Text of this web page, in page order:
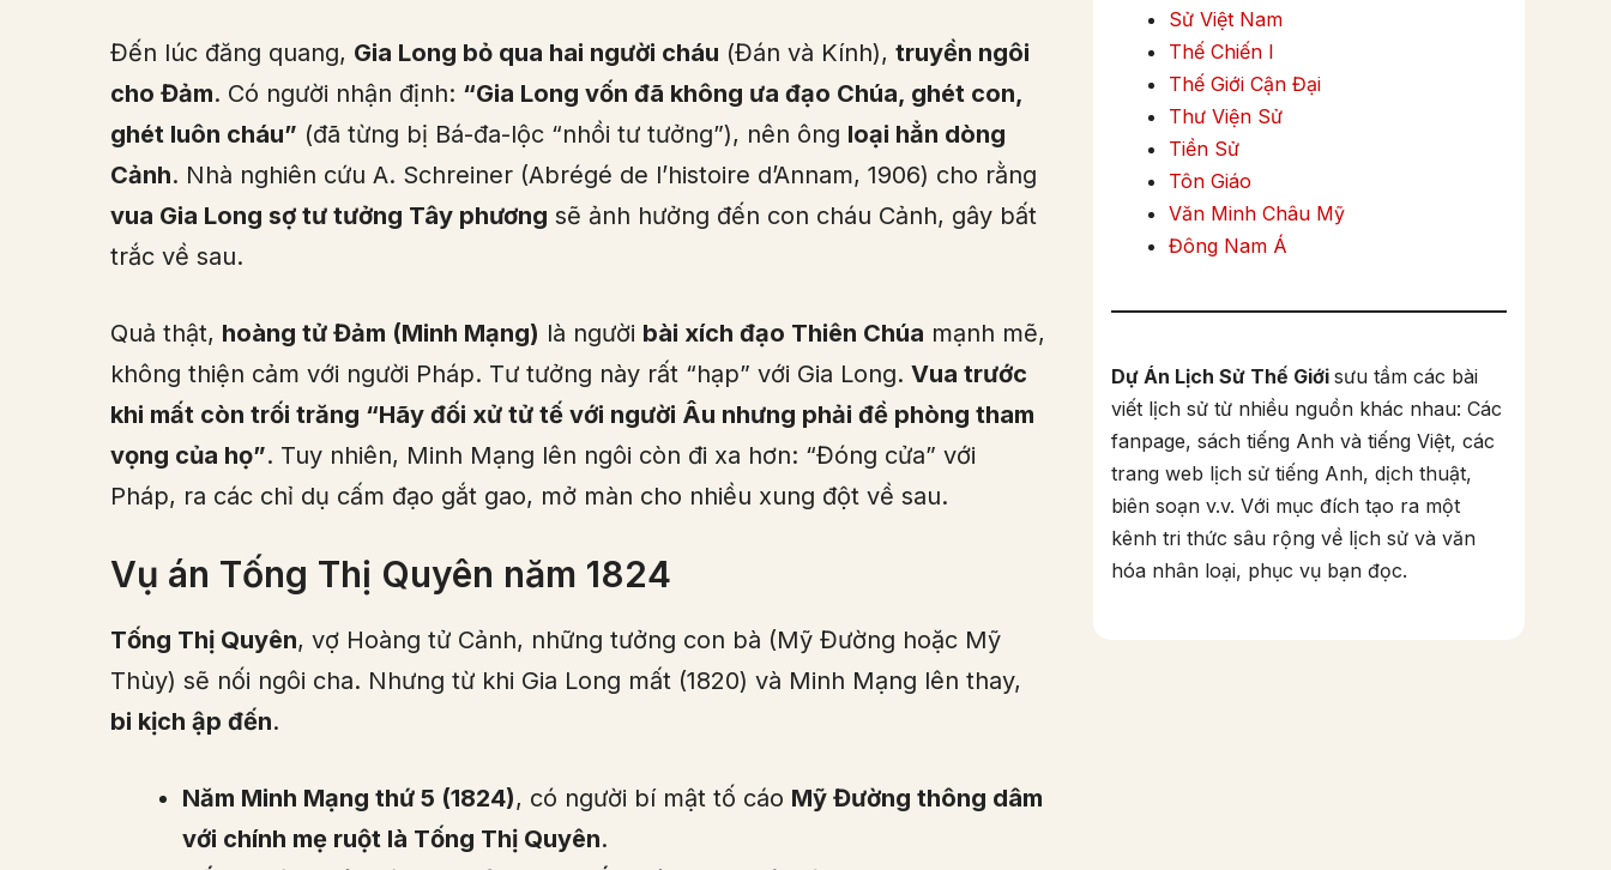
Đến lúc đăng quang, Gia Long bỏ qua hai người cháu (Đán và Kính), truyền ngôi
cho Đảm. Có người nhận định: “Gia Long vốn đã không ưa đạo Chúa, ghét con,
ghét luôn cháu” (đã từng bị Bá-đa-lộc “nhồi tư tưởng”), nên ông loại hẳn dòng
Cảnh. Nhà nghiên cứu A. Schreiner (Abrégé de l’histoire d’Annam, 1906) cho rằng
vua Gia Long sợ tư tưởng Tây phương sẽ ảnh hưởng đến con cháu Cảnh, gây bất
trắc về sau.
Quả thật, hoàng tử Đảm (Minh Mạng) là người bài xích đạo Thiên Chúa mạnh mẽ,
không thiện cảm với người Pháp. Tư tưởng này rất “hạp” với Gia Long. Vua trước
khi mất còn trối trăng “Hãy đối xử tử tế với người Âu nhưng phải đề phòng tham
vọng của họ”. Tuy nhiên, Minh Mạng lên ngôi còn đi xa hơn: “Đóng cửa” với
Pháp, ra các chỉ dụ cấm đạo gắt gao, mở màn cho nhiều xung đột về sau.
Vụ án Tống Thị Quyên năm 1824
Tống Thị Quyên, vợ Hoàng tử Cảnh, những tưởng con bà (Mỹ Đường hoặc Mỹ
Thùy) sẽ nối ngôi cha. Nhưng từ khi Gia Long mất (1820) và Minh Mạng lên thay,
bi kịch ập đến.
Năm Minh Mạng thứ 5 (1824), có người bí mật tố cáo Mỹ Đường thông dâm
với chính mẹ ruột là Tống Thị Quyên.
Sử Việt Nam
Thế Chiến I
Thế Giới Cận Đại
Thư Viện Sử
Tiền Sử
Tôn Giáo
Văn Minh Châu Mỹ
Đông Nam Á
Dự Án Lịch Sử Thế Giới sưu tầm các bài
viết lịch sử từ nhiều nguồn khác nhau: Các
fanpage, sách tiếng Anh và tiếng Việt, các
trang web lịch sử tiếng Anh, dịch thuật,
biên soạn v.v. Với mục đích tạo ra một
kênh tri thức sâu rộng về lịch sử và văn
hóa nhân loại, phục vụ bạn đọc.